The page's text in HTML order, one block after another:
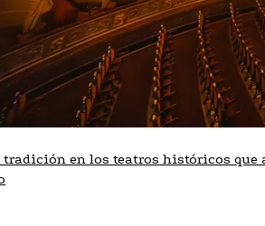
en los teatros históricos que